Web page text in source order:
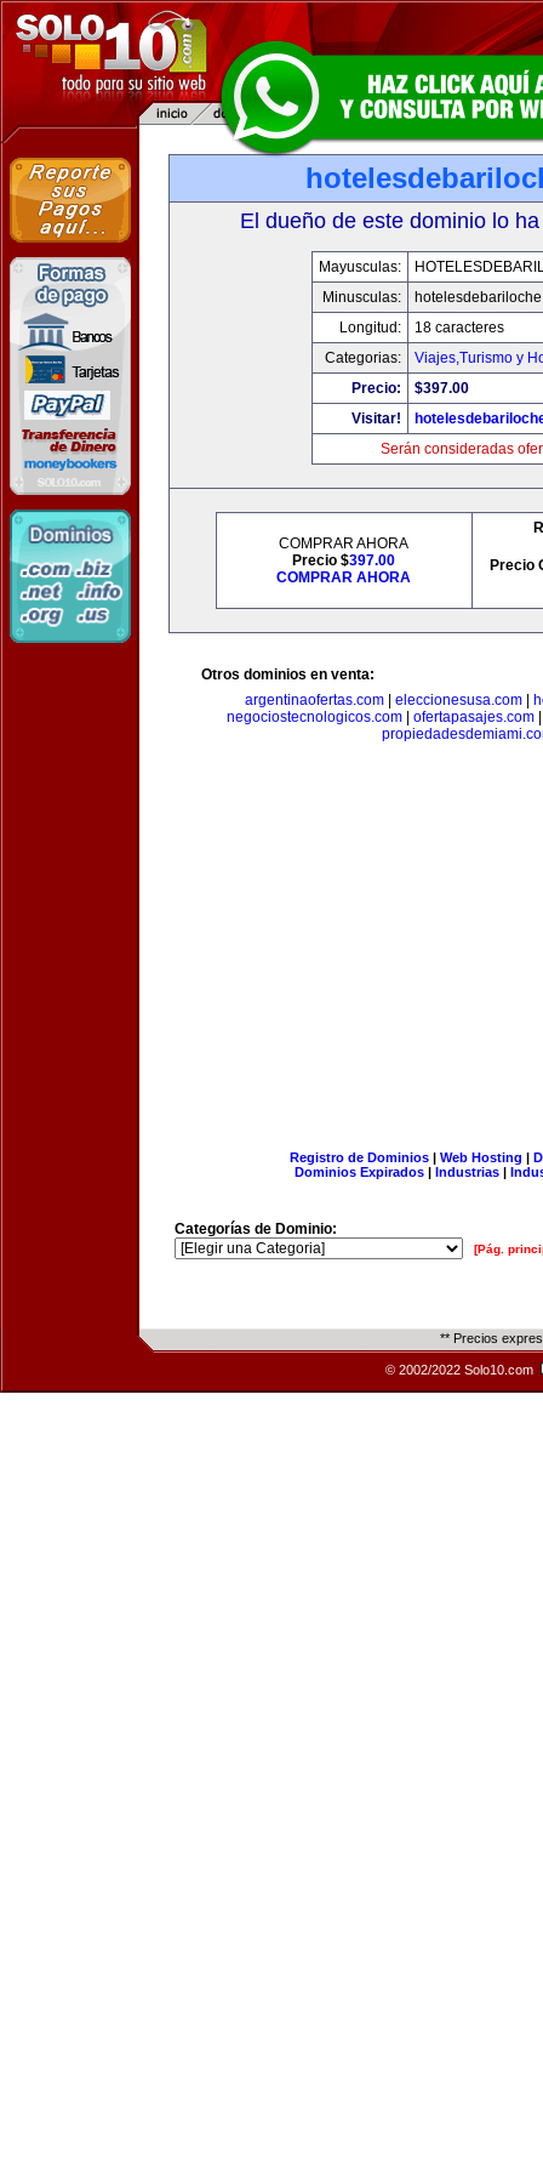
El dueño de este dominio lo
Mayusculas:
Minusculas:
Longitud:
18 caracteres
Categorias:
Viajes,Turismo y
Precio:
$397.00
Visitar!
Serán consideradas
COMPRAR AHORA
Precio $397.00
COMPRAR AHORA
Precio
Otros dominios en venta:
argentinaofertas.com| eleccionesusa.com|
negociostecnologicos.com
ofertapasajes.com
Registro de Dominios| Web Hosting |
Dominios Expirados | Industrias |
Categorías de Dominio:
[Pág.
** Precios
© 2002/2022 Solo10.com